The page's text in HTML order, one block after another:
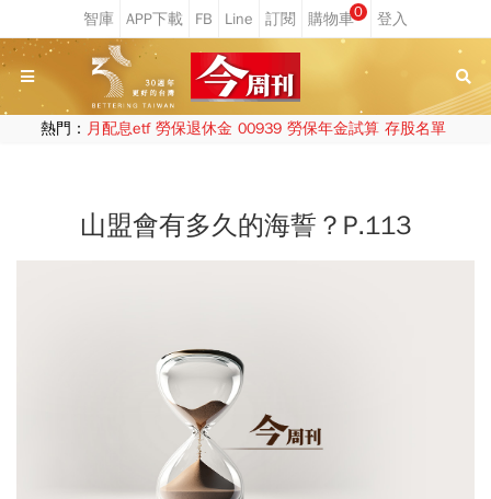
0
熱門： 月配息etf 勞保退休金 00939 勞保年金試算 存股名單
山盟會有多久的海誓？P.113